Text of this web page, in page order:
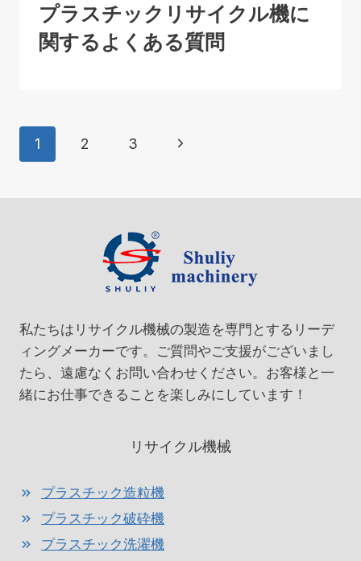
プラスチックリサイクル機に
関するよくある質問
ペ
ー
シ
ョ
ン
1 2 3
次
ジ
私たちはリサイクル機械の製造を専門とするリーデ
ィングメーカーです。ご質問やご支援がございまし
たら、遠慮なくお問い合わせください。お客様と一
緒にお仕事できることを楽しみにしています！
リサイクル機械
プラスチック造粒機
プラスチック破砕機
プラスチック洗濯機